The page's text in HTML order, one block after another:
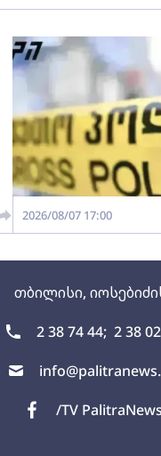
თბილისი,
2 38 74 44; 2 38
/TV PalitraNews
2026/08/07 17:00